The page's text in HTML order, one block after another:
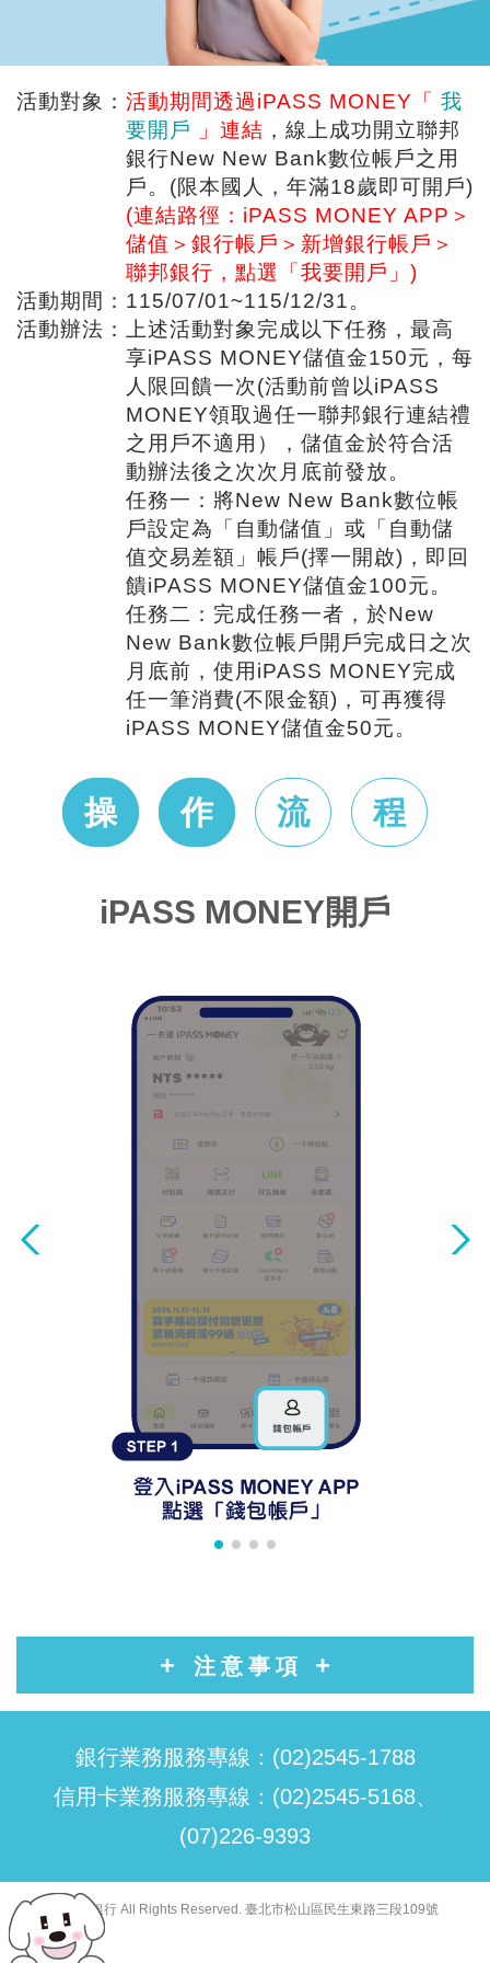
活動對象： 活動期間透過iPASS MONEY「 我
要開戶 」連結 ，線上成功開立聯邦
銀行New New Bank數位帳戶之用
戶。(限本國人，年滿18歲即可開戶)
(連結路徑：iPASS MONEY APP＞
儲值＞銀行帳戶＞新增銀行帳戶＞
聯邦銀行，點選「我要開戶」)
活動期間： 115/07/01~115/12/31。
活動辦法：
上述活動對象完成以下任務，最高
享iPASS MONEY儲值金150元，每
人限回饋一次(活動前曾以iPASS
MONEY領取過任一聯邦銀行連結禮
之用戶不適用），儲值金於符合活
動辦法後之次次月底前發放。
任務一：將New New Bank數位帳
戶設定為「自動儲值」或「自動儲
值交易差額」帳戶(擇一開啟)，即回
饋iPASS MONEY儲值金100元。
任務二：完成任務一者，於New
New Bank數位帳戶開戶完成日之次
月底前，使用iPASS MONEY完成
任一筆消費(不限金額)，可再獲得
iPASS MONEY儲值金50元。
操 作 流 程
iPASS MONEY開戶
注意事項
銀行業務服務專線：(02)2545-1788
信用卡業務服務專線：(02)2545-5168、
(07)226-9393
© 聯邦銀行 All Rights Reserved. 臺北市松山區民生東路三段109號